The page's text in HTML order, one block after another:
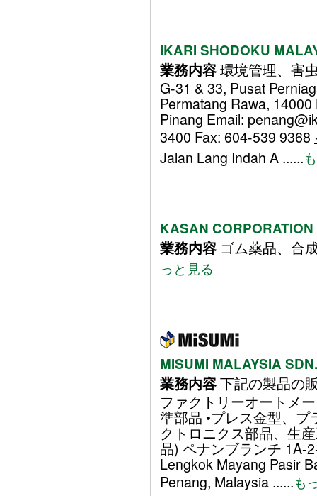
IKARI SHODOKU
業務内容環境管理、害
G-31 & 33, Pusat
Permatang Rawa,
Pinang Email:
3400 Fax: 604-539 9368
Jalan Lang Indah A ......
KASAN
業務内容 ゴム薬品、合
っと見る
MISUMI MALAYSIA
業務内容下記の製品の
ファクトリーオートメ
準部品 •プレス金型、
クトロニクス部品、生
品) ペナンブランチ 1A-
Lengkok Mayang Pasir
Penang, Malaysia ......も